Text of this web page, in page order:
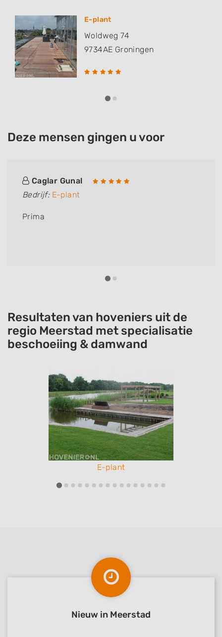
E-plant
Woldweg 74
9734AE Groningen
Deze mensen gingen u voor
Caglar Gunal
Bedrijf: E-plant
Prima
Resultaten van hoveniers uit de
regio Meerstad met specialisatie
beschoeiing & damwand
E-plant
Nieuw in Meerstad